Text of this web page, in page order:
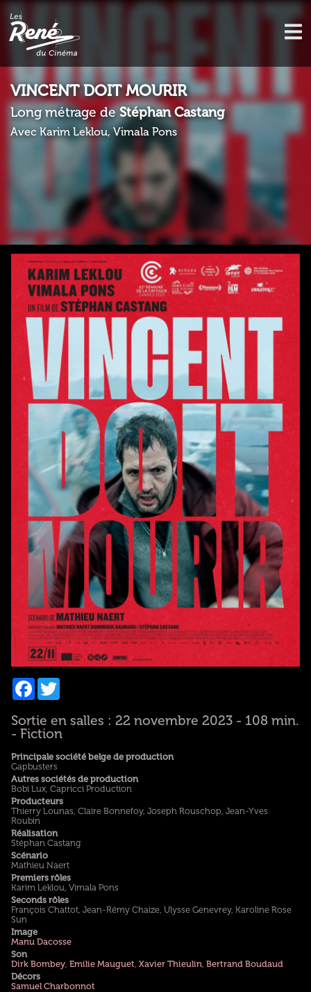
VINCENT DOIT MOURIR
Long métrage deStéphan Castang
Avec Karim Leklou, Vimala Pons
Facebook
Twitter
Sortie en salles : 22 novembre 2023 - 108 min.
- Fiction
Principale société belge de production
Gapbusters
Autres sociétés de production
Bobi Lux, Capricci Production
Producteurs
Thierry Lounas, Claire Bonnefoy, Joseph Rouschop, Jean-Yves
Roubin
Réalisation
Stéphan Castang
Scénario
Mathieu Naert
Premiers rôles
Karim Leklou, Vimala Pons
Seconds rôles
François Chattot, Jean-Rémy Chaize, Ulysse Genevrey, Karoline Rose
Sun
Image
Manu Dacosse
Son
Dirk Bombey, Emilie Mauguet, Xavier Thieulin, Bertrand Boudaud
Décors
Samuel Charbonnot